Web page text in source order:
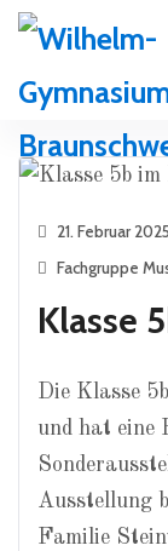
21. Februar 2025
Fachgruppe
Klasse
Die Klasse
und hat eine
Ausstellung
Familie